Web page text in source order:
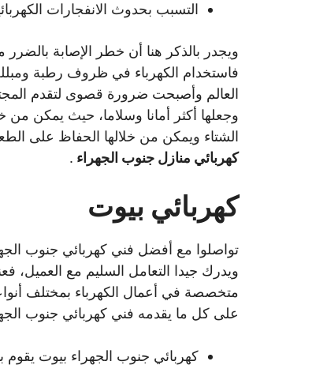
التسبب بحدوث الانفجارات
ويجدر بالذكر هنا أن خطر الإصابة
فاستخدام الكهرباء في ظروف رطبة
العالم وأصبحت ضرورة قصوى لتقدم
وجعلها أكثر أمانا وسلاما، حيث يمكن من
الشتاء ويمكن من خلالها الحفاظ على
كهربائي منازل جنوب الجهراء .
كهربائي بيوت
تواصلوا مع أفضل فني كهربائي جنوب
ويدرك جيدا التعامل السليم مع
متخصصة في أعمال الكهرباء بمختلف
على كل ما يقدمه فني كهربائي جنوب
كهربائي جنوب الجهراء بيوت يقوم